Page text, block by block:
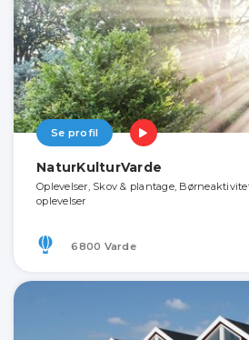
Se profil
NaturKulturVarde
Oplevelser, Skov & plantage,
oplevelser
6800 Varde